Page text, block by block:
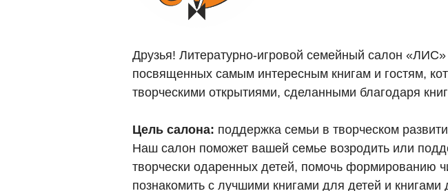
Друзья! Литературно-игровой семейный салон
посвященных самым интересным книгам и гостям,
творческими открытиями, сделанными благодаря
Цель салона: поддержка семьи в творческом
Наш салон поможет вашей семье возродить или
творчески одаренных детей, помочь формированию
познакомить с лучшими книгами для детей и книгами